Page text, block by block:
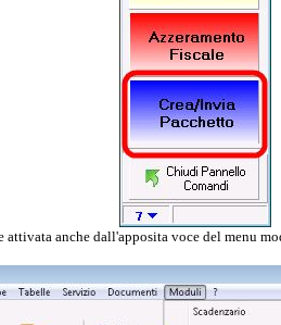
attivata anche dall'apposita voce del menu